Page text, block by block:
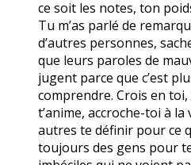
ce soit les notes, ton
Tu m’as parlé de
d’autres personnes,
que leurs paroles de
jugent parce que c’est
comprendre. Crois en
t’anime, accroche-toi à
autres te définir pour ce
toujours des gens pour